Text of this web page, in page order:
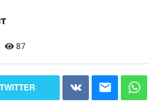
87
TWITTER